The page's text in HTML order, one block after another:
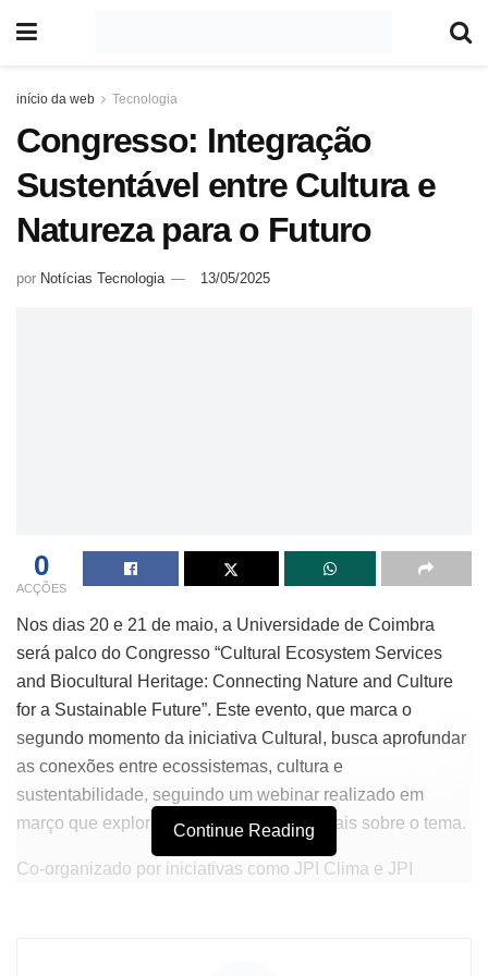
início da web Tecnologia
Congresso: Integração
Sustentável entre Cultura e
Natureza para o Futuro
por Notícias Tecnologia 13/05/2025
0
ACÇÕES
Nos dias 20 e 21 de maio, a Universidade de Coimbra
será palco do Congresso “Cultural Ecosystem Services
and Biocultural Heritage: Connecting Nature and Culture
for a Sustainable Future”. Este evento, que marca o
segundo momento da iniciativa Cultural, busca aprofundar
as conexões entre ecossistemas, cultura e
sustentabilidade, seguindo um webinar realizado em
março que explorou conceitos fundamentais sobre o tema.
Co-organizado por iniciativas como JPI Clima e JPI
Continue Reading